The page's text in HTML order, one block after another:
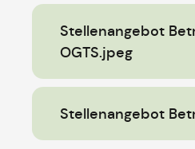
Stellenangebot
OGTS.jpeg
Stellenangebot